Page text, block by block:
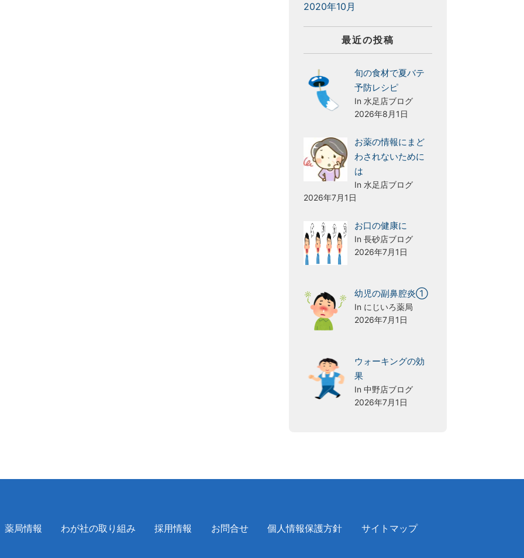
2020年10月
最近の投稿
旬の食材で夏バテ
予防レシピ
In 水足店ブログ
2026年8月1日
お薬の情報にまど
わされないために
は
In 水足店ブログ
2026年7月1日
お口の健康に
In 長砂店ブログ
2026年7月1日
幼児の副鼻腔炎①
In にじいろ薬局
2026年7月1日
ウォーキングの効
果
In 中野店ブログ
2026年7月1日
薬局情報 わが社の取り組み 採用情報 お問合せ 個人情報保護方針 サイトマップ